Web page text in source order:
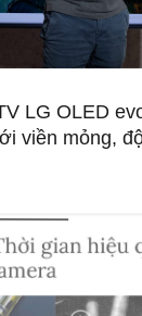
LG OLED
viền mỏng,